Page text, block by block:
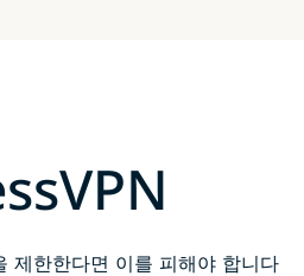
제한한다면 이를 피해야 합니다